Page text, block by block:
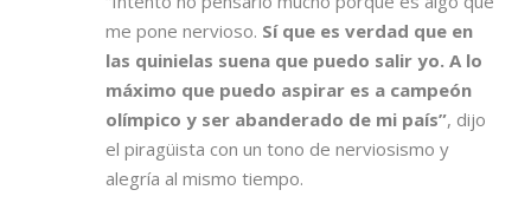
me pone nervioso. Sí que es verdad que en
las quinielas suena que puedo salir yo. A lo
máximo que puedo aspirar es a campeón
olímpico y ser abanderado de mi país”, dijo
el piragüista con un tono de nerviosismo y
alegría al mismo tiempo.